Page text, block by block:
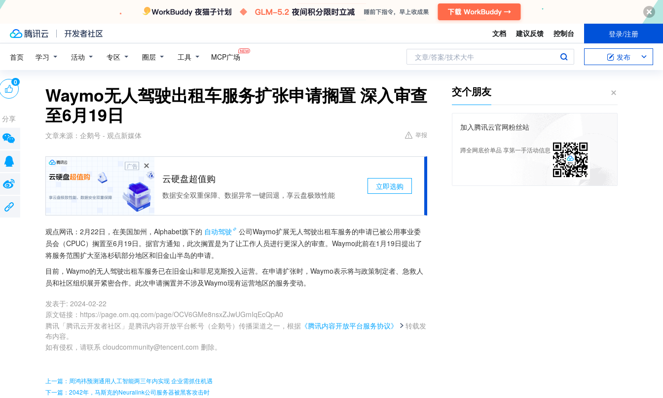
文档 建议反馈 控制台 登录/注册
首页 学习 活动 专区 圈层 工具 MCP广场 文章/答案/技术大牛 发布
Waymo无人驾驶出租车服务扩张申请搁置 深入审查
至6月19日
文章来源： 企鹅号 - 观点新媒体 举报
广告
云硬盘超值购
数据安全双重保障、数据异常一键回退，享云盘极致性能
立即选购
观点网讯：2月22日，在美国加州，Alphabet旗下的 自动驾驶
公司Waymo扩展无人驾驶出租车服务的申请已被公用事业委
员会（CPUC）搁置至6月19日。据官方通知，此次搁置是为了让工作人员进行更深入的审查。Waymo此前在1月19日提出了
将服务范围扩大至洛杉矶部分地区和旧金山半岛的申请。
目前，Waymo的无人驾驶出租车服务已在旧金山和菲尼克斯投入运营。在申请扩张时，Waymo表示将与政策制定者、急救人
员和社区组织展开紧密合作。此次申请搁置并不涉及Waymo现有运营地区的服务变动。
发表于: 2024-02-22
原文链接 ： https://page.om.qq.com/page/OCV6GMe8nsxZJwUGmIqEcQpA0
腾讯「腾讯云开发者社区」是腾讯内容开放平台帐号（企鹅号）传播渠道之一，根据 《腾讯内容开放平台服务协议》
转载发
布内容。
如有侵权，请联系 cloudcommunity@tencent.com 删除。
0
分享
上一篇：周鸿祎预测通用人工智能两三年内实现 企业需抓住机遇
下一篇：2042年，马斯克的Neuralink公司服务器被黑客攻击时
交个朋友
加入腾讯云官网粉丝站
蹲全网底价单品 享第一手活动信息